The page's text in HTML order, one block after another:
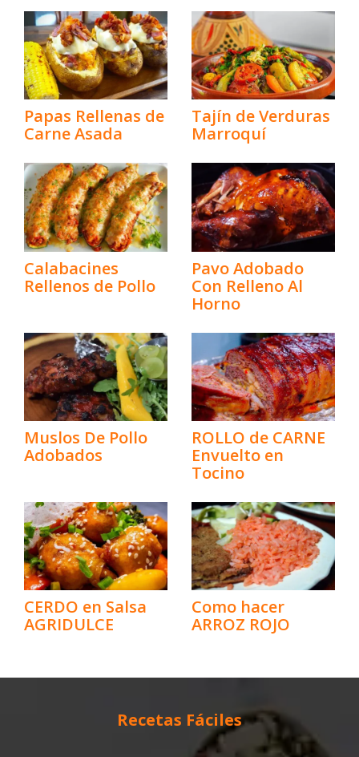
Papas Rellenas de
Carne Asada
Tajín de Verduras
Marroquí
Calabacines
Rellenos de Pollo
Pavo Adobado
Con Relleno Al
Horno
Muslos De Pollo
Adobados
ROLLO de CARNE
Envuelto en
Tocino
CERDO en Salsa
AGRIDULCE
Como hacer
ARROZ ROJO
Recetas Fáciles